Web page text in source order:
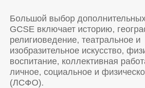
Большой выбор
GCSE включает историю,
религиоведение, театральное и
изобразительное искусство,
воспитание, коллективная
личное, социальное и
(ЛСФО).